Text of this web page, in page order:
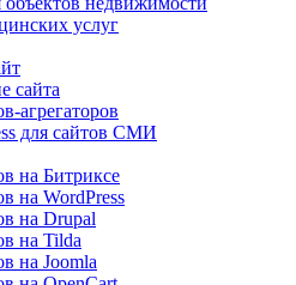
услуг
сайта
агрегаторов
для сайтов СМИ
на Битриксе
на WordPress
на Drupal
на Tilda
на Joomla